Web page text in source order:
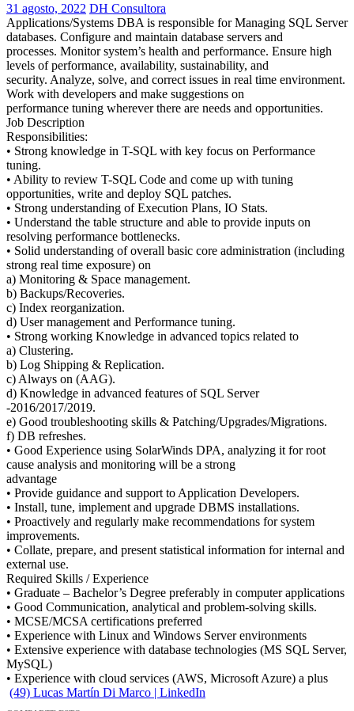
31 agosto, 2022 DH Consultora
Applications/Systems DBA is responsible for Managing SQL Server
databases. Configure and maintain database servers and
processes. Monitor system’s health and performance. Ensure high
levels of performance, availability, sustainability, and
security. Analyze, solve, and correct issues in real time environment.
Work with developers and make suggestions on
performance tuning wherever there are needs and opportunities.
Job Description
Responsibilities:
• Strong knowledge in T-SQL with key focus on Performance
tuning.
• Ability to review T-SQL Code and come up with tuning
opportunities, write and deploy SQL patches.
• Strong understanding of Execution Plans, IO Stats.
• Understand the table structure and able to provide inputs on
resolving performance bottlenecks.
• Solid understanding of overall basic core administration (including
strong real time exposure) on
a) Monitoring & Space management.
b) Backups/Recoveries.
c) Index reorganization.
d) User management and Performance tuning.
• Strong working Knowledge in advanced topics related to
a) Clustering.
b) Log Shipping & Replication.
c) Always on (AAG).
d) Knowledge in advanced features of SQL Server
-2016/2017/2019.
e) Good troubleshooting skills & Patching/Upgrades/Migrations.
f) DB refreshes.
• Good Experience using SolarWinds DPA, analyzing it for root
cause analysis and monitoring will be a strong
advantage
• Provide guidance and support to Application Developers.
• Install, tune, implement and upgrade DBMS installations.
• Proactively and regularly make recommendations for system
improvements.
• Collate, prepare, and present statistical information for internal and
external use.
Required Skills / Experience
• Graduate – Bachelor’s Degree preferably in computer applications
• Good Communication, analytical and problem-solving skills.
• MCSE/MCSA certifications preferred
• Experience with Linux and Windows Server environments
• Extensive experience with database technologies (MS SQL Server,
MySQL)
• Experience with cloud services (AWS, Microsoft Azure) a plus
(49) Lucas Martín Di Marco | LinkedIn